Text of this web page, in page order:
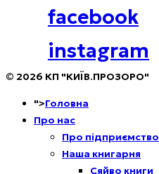
facebook
instagram
© 2026 КП "КИЇВ.ПРОЗОРО"
">Головна
Про нас
Про підприємство
Наша книгарня
Сяйво книги